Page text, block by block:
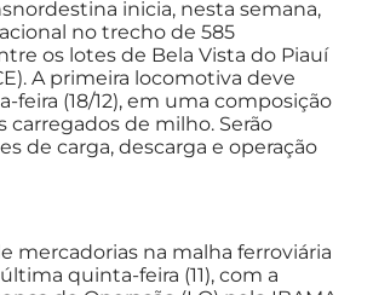
inicia, nesta semana,
no trecho de 585
os lotes de Bela Vista do Piauí
A primeira locomotiva deve
feira (18/12), em uma composição
carregados de milho. Serão
de carga, descarga e operação
mercadorias na malha ferroviária
quinta-feira (11), com a